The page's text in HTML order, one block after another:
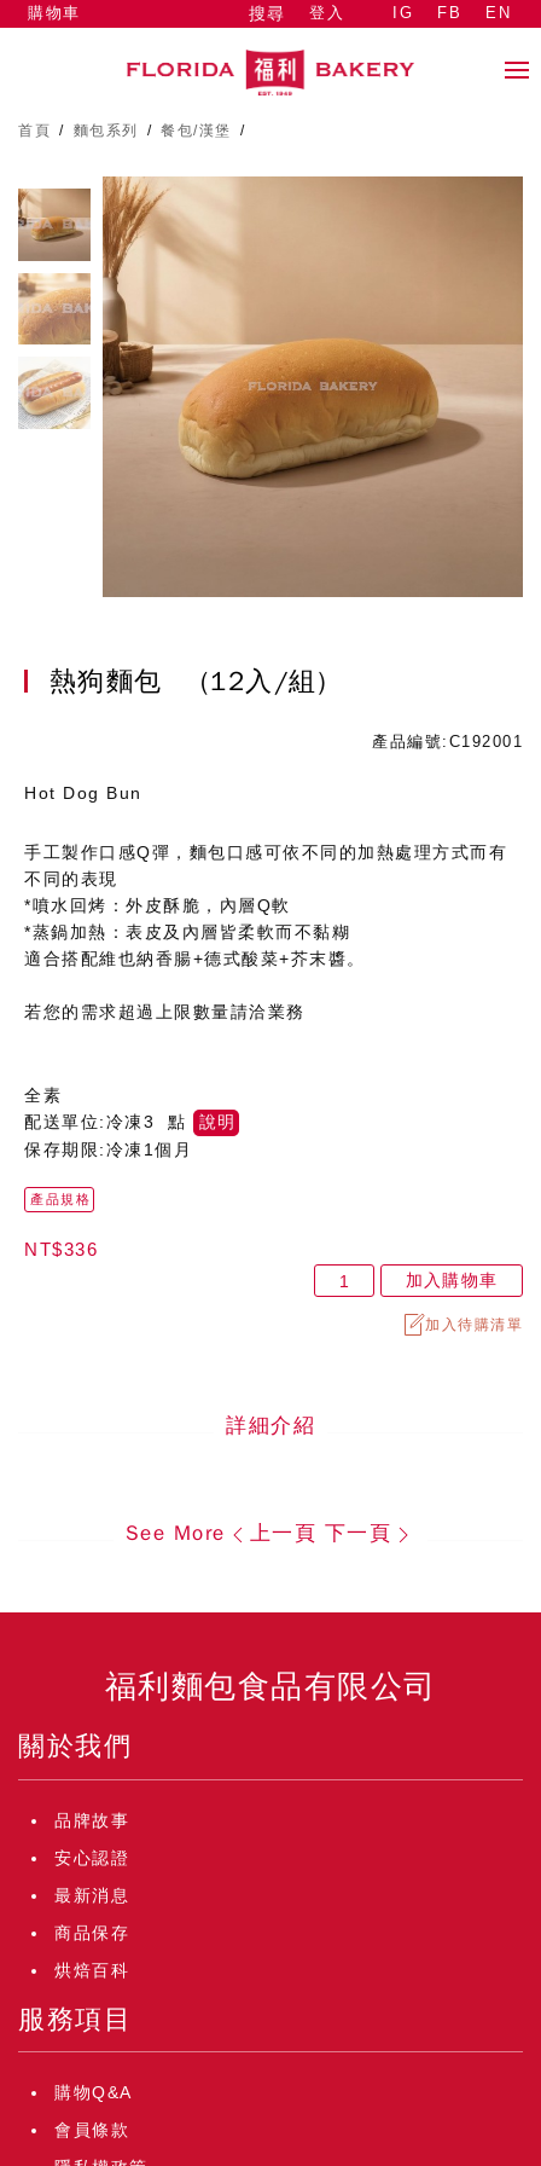
搜尋 登入
購物車 IG FB EN
首頁 / 麵包系列 / 餐包/漢堡 /
熱狗麵包 (12入/組)
產品編號:C192001
Hot Dog Bun
手工製作口感Q彈，麵包口感可依不同的加熱處理方式而有
不同的表現
*噴水回烤：外皮酥脆，內層Q軟
*蒸鍋加熱：表皮及內層皆柔軟而不黏糊
適合搭配維也納香腸+德式酸菜+芥末醬。
若您的需求超過上限數量請洽業務
全素
配送單位:冷凍3 點
說明
保存期限:冷凍1個月
產品規格
NT$336
加入購物車
加入待購清單
詳細介紹
See More 上一頁 下一頁
福利麵包食品有限公司
關於我們
品牌故事
安心認證
最新消息
商品保存
烘焙百科
服務項目
購物Q&A
會員條款